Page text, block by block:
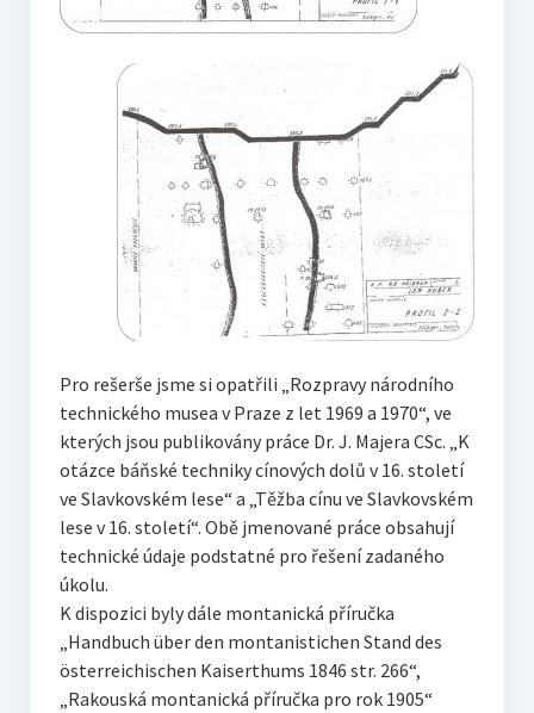
Pro rešerše jsme si opatřili „Rozpravy národního
technického musea v Praze z let 1969 a 1970“, ve
kterých jsou publikovány práce Dr. J. Majera CSc. „K
otázce báňské techniky cínových dolů v 16. století
ve Slavkovském lese“ a „Těžba cínu ve Slavkovském
lese v 16. století“. Obě jmenované práce obsahují
technické údaje podstatné pro řešení zadaného
úkolu.
K dispozici byly dále montanická příručka
„Handbuch über den montanistichen Stand des
österreichischen Kaiserthums 1846 str. 266“,
„Rakouská montanická příručka pro rok 1905“